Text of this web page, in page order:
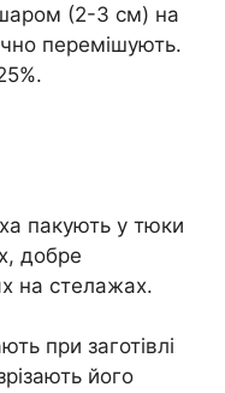
(2-3 см) на
перемішують.
пакують у тюки
добре
на стелажах.
при заготівлі
його